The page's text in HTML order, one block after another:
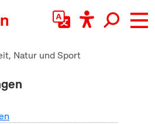
Natur und Sport